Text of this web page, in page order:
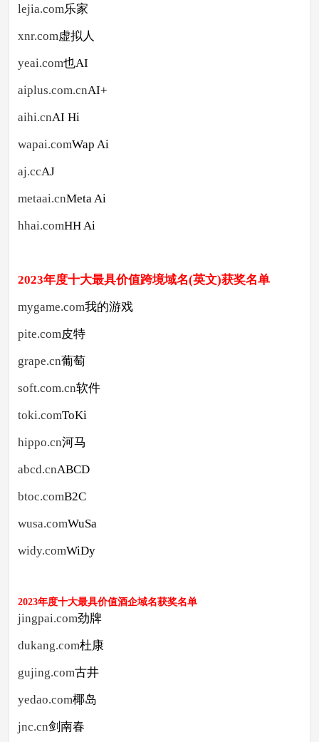
lejia.com乐家
xnr.com虚拟人
yeai.com也AI
aiplus.com.cnAI+
aihi.cnAI Hi
wapai.comWap Ai
aj.ccAJ
metaai.cnMeta Ai
hhai.comHH Ai
2023年度十大最具价值跨境域名(英文)获奖名单
mygame.com我的游戏
pite.com皮特
grape.cn葡萄
soft.com.cn软件
toki.comToKi
hippo.cn河马
abcd.cnABCD
btoc.comB2C
wusa.comWuSa
widy.comWiDy
2023年度十大最具价值酒企域名获奖名单
jingpai.com劲牌
dukang.com杜康
gujing.com古井
yedao.com椰岛
jnc.cn剑南春